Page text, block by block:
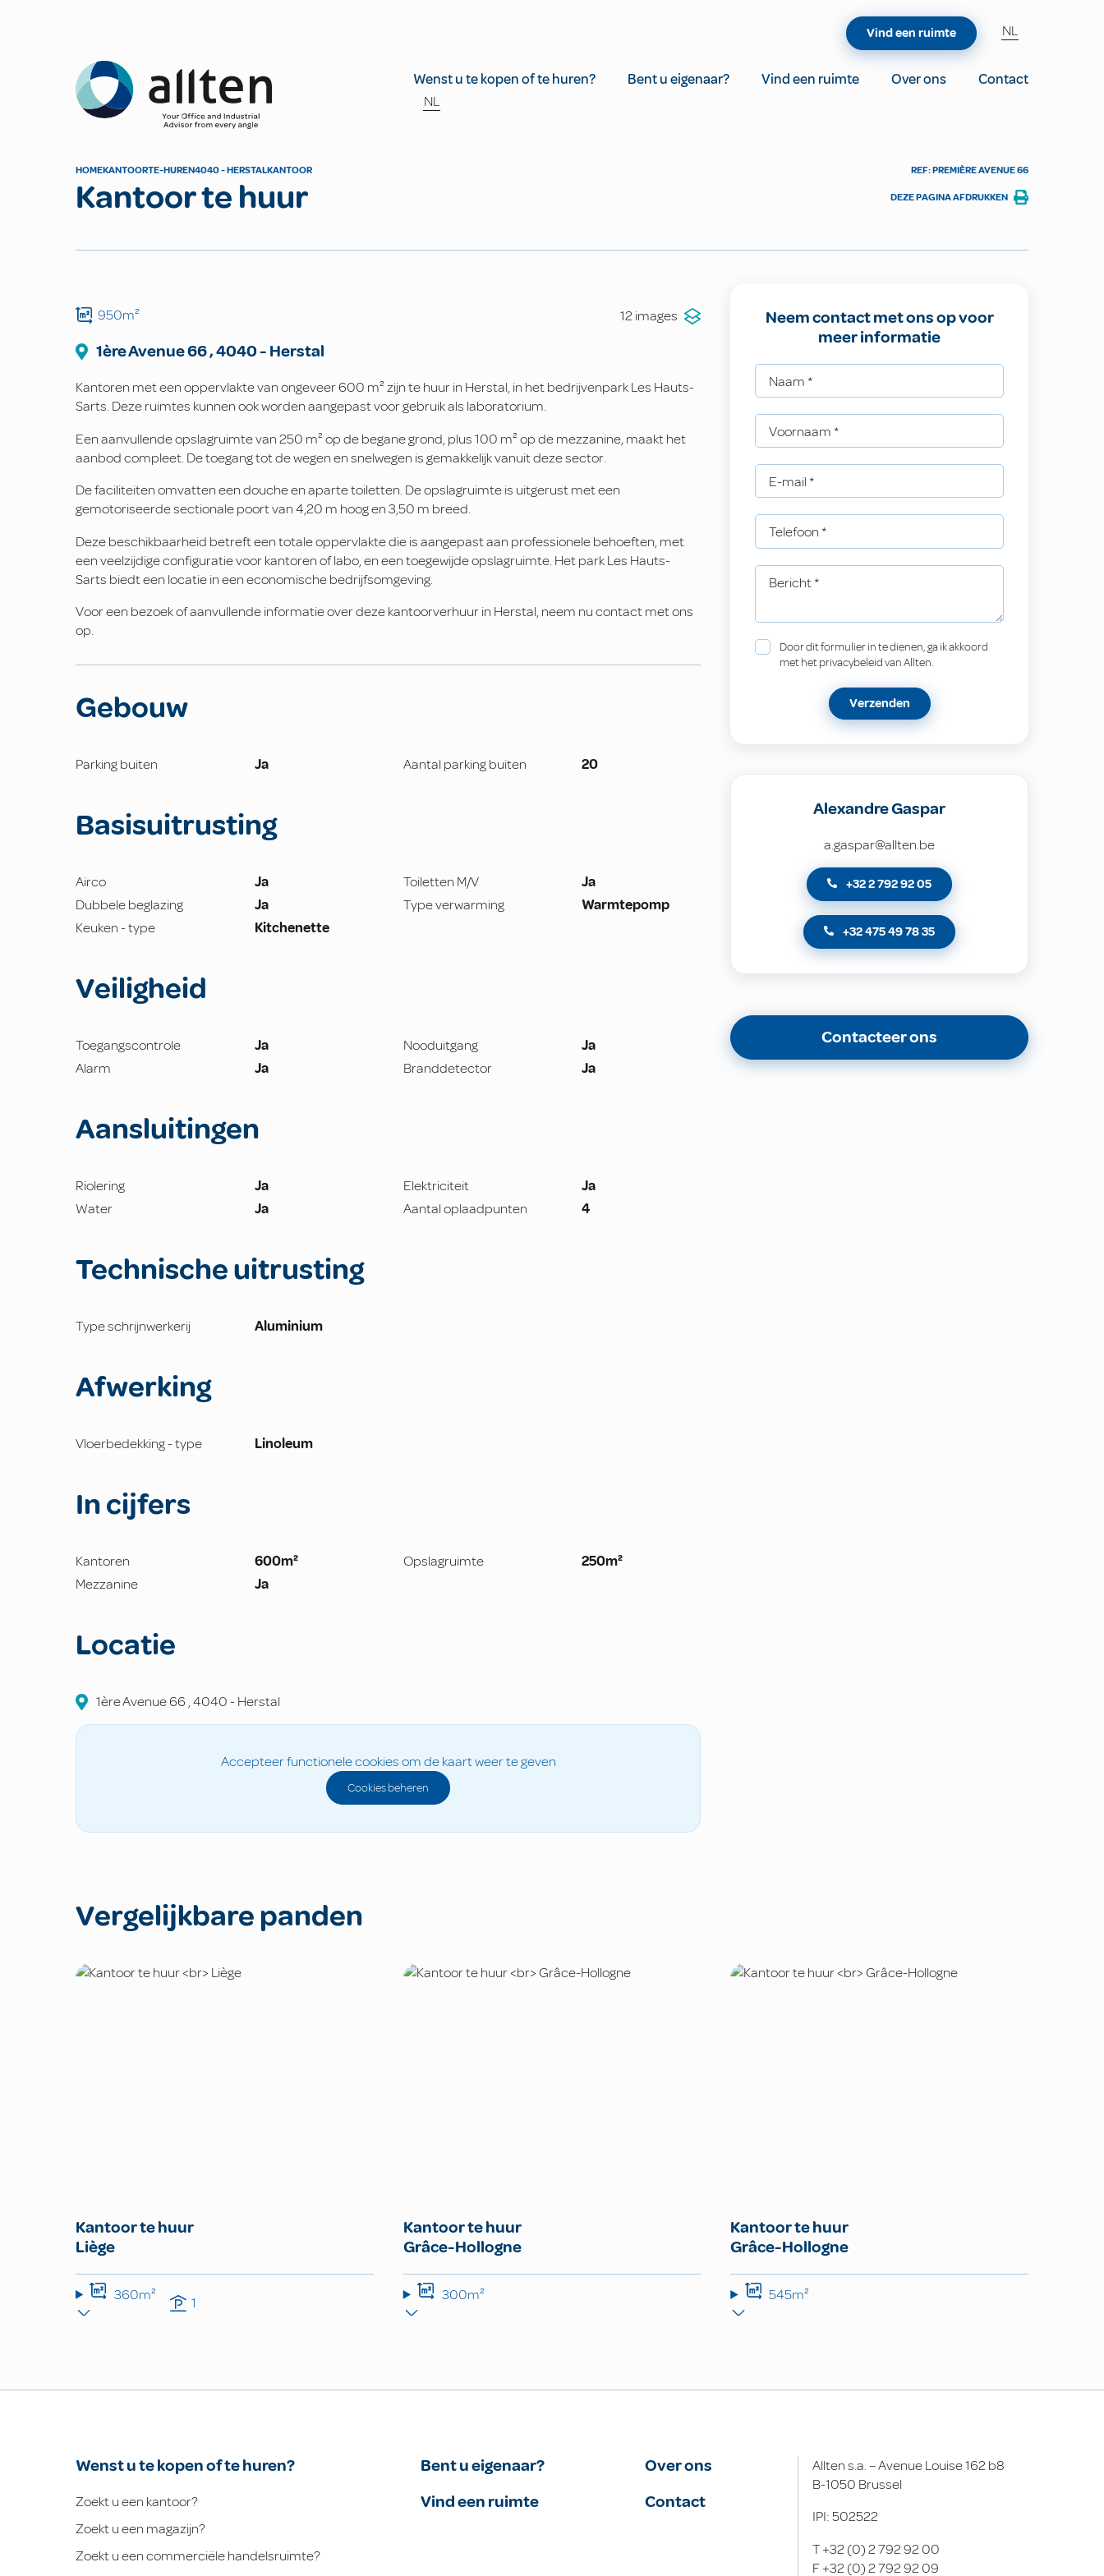
Allten
Wenst u te kopen of te huren? Bent u eigenaar? Vind een ruimte Over ons
Contact
NL
Vind een ruimte NL
HOMEKANTOORTE-HUREN4040 - HERSTALKANTOOR
Kantoor te huur
REF: PREMIÈRE AVENUE 66
DEZE PAGINA AFDRUKKEN
950m² 12 images
1ère Avenue66,4040- Herstal
Kantoren met een oppervlakte van ongeveer 600 m² zijn te huur in Herstal, in het bedrijvenpark Les Hauts-
Sarts. Deze ruimtes kunnen ook worden aangepast voor gebruik als laboratorium.
Een aanvullende opslagruimte van 250 m² op de begane grond, plus 100 m² op de mezzanine, maakt het
aanbod compleet. De toegang tot de wegen en snelwegen is gemakkelijk vanuit deze sector.
De faciliteiten omvatten een douche en aparte toiletten. De opslagruimte is uitgerust met een
gemotoriseerde sectionale poort van 4,20 m hoog en 3,50 m breed.
Deze beschikbaarheid betreft een totale oppervlakte die is aangepast aan professionele behoeften, met
een veelzijdige configuratie voor kantoren of labo, en een toegewijde opslagruimte. Het park Les Hauts-
Sarts biedt een locatie in een economische bedrijfsomgeving.
Voor een bezoek of aanvullende informatie over deze kantoorverhuur in Herstal, neem nu contact met ons
op.
Gebouw
Parking buiten Ja Aantal parking buiten 20
Basisuitrusting
Airco Ja Toiletten M/V
Ja
Dubbele beglazing
Ja Type verwarming
Warmtepomp
Keuken - type
Kitchenette
Veiligheid
Toegangscontrole Ja Nooduitgang
Ja
Alarm
Ja Branddetector Ja
Aansluitingen
Riolering Ja Elektriciteit
Ja
Water
Ja Aantal oplaadpunten 4
Technische uitrusting
Type schrijnwerkerij Aluminium
Afwerking
Vloerbedekking - type Linoleum
In cijfers
Kantoren 600m² Opslagruimte
250m²
Mezzanine
Ja
Locatie
1ère Avenue66 ,4040-Herstal
Accepteer functionele cookies om de kaart weer te geven
Cookies beheren
Neem contact met ons op voor
meer informatie
Naam *
Voornaam *
E-mail *
Telefoon *
Bericht*
Door dit formulier in te dienen, ga ik akkoord
met het privacybeleid van Allten.
Verzenden
Alexandre Gaspar
a.gaspar@allten.be
+32 2 792 92 05
+32 475 49 78 35
Contacteer ons
Vergelijkbare panden
Kantoor te huur
Liège
360m² 1
Kantoor te huur
Grâce-Hollogne
300m²
Kantoor te huur
Grâce-Hollogne
545m²
Wenst u te kopen of te huren?
Zoekt u een kantoor?
Zoekt u een magazijn?
Zoekt u een commerciële handelsruimte?
Bent u eigenaar?
Vind een ruimte
Over ons
Contact
Allten s.a. – Avenue Louise 162 b8
B-1050 Brussel
IPI: 502522
T+32 (0) 2 792 92 00
F+32 (0) 2 792 92 09